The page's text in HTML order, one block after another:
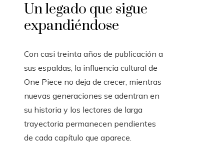
Un legado que sigue
expandiéndose
Con casi treinta años de publicación a
sus espaldas, la influencia cultural de
One Piece no deja de crecer, mientras
nuevas generaciones se adentran en
su historia y los lectores de larga
trayectoria permanecen pendientes
de cada capítulo que aparece.